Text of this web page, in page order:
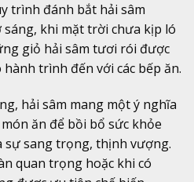
trình đánh bắt hải sâm
khi mặt trời chưa kịp ló
giỏ hải sâm tươi rói được
trình đến với các bếp ăn.
hải sâm mang một ý nghĩa
ăn để bồi bổ sức khỏe
sự sang trọng, thịnh vượng.
quan trọng hoặc khi có